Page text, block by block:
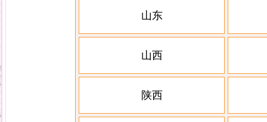
山东
山西
陕西